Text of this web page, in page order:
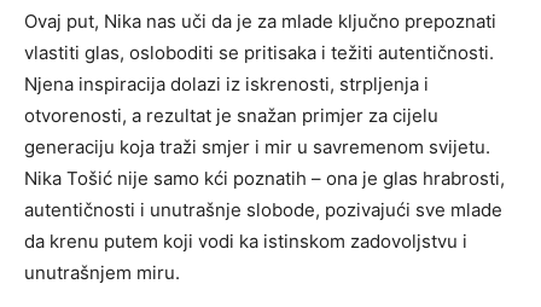
Ovaj put, Nika nas uči da je za mlade ključno prepoznati
vlastiti glas, osloboditi se pritisaka i težiti autentičnosti.
Njena inspiracija dolazi iz iskrenosti, strpljenja i
otvorenosti, a rezultat je snažan primjer za cijelu
generaciju koja traži smjer i mir u savremenom svijetu.
Nika Tošić nije samo kći poznatih – ona je glas hrabrosti,
autentičnosti i unutrašnje slobode, pozivajući sve mlade
da krenu putem koji vodi ka istinskom zadovoljstvu i
unutrašnjem miru.